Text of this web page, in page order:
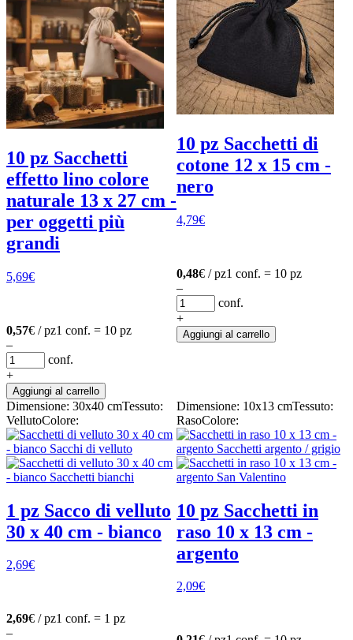
10 pz Sacchetti
effetto lino colore
naturale 13 x 27 cm -
per oggetti più
grandi
5,69€
0,57€ / pz1 conf. = 10 pz
–
conf.
+
Aggiungi al carrello
10 pz Sacchetti di
cotone 12 x 15 cm -
nero
4,79€
0,48€ / pz1 conf. = 10 pz
–
conf.
+
Aggiungi al carrello
Dimensione: 30x40 cmTessuto:
VellutoColore:
1 pz Sacco di velluto
30 x 40 cm - bianco
2,69€
2,69€ / pz1 conf. = 1 pz
–
Dimensione: 10x13 cmTessuto:
RasoColore:
10 pz Sacchetti in
raso 10 x 13 cm -
argento
2,09€